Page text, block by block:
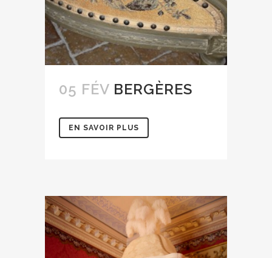
05 FÉV BERGÈRES
EN SAVOIR PLUS